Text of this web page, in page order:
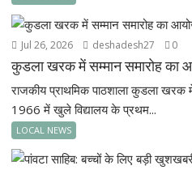
Jul 26, 2026 deshadesh27 0
कुडला खरक में सम्मान समारोह का
राजकीय प्राथमिक पाठशाला कुडला
1966 में खुले विद्यालय के प्रथम...
LOCAL NEWS